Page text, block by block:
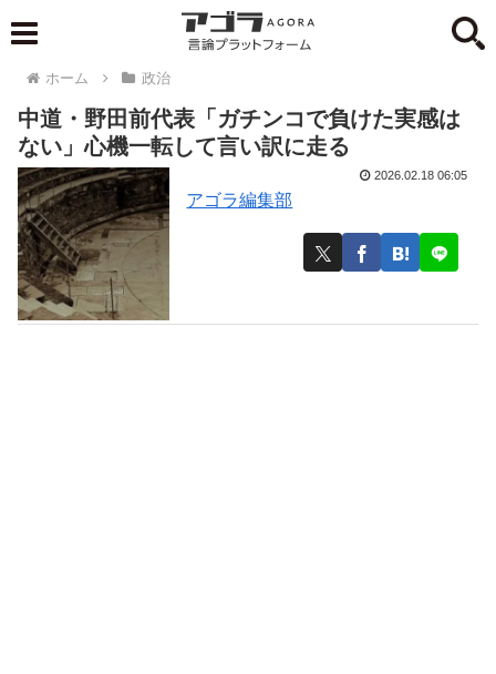
ホーム 政治
中道・野田前代表「ガチンコで負けた実感は
ない」心機一転して言い訳に走る
アゴラ編集部
2026.02.18 06:05